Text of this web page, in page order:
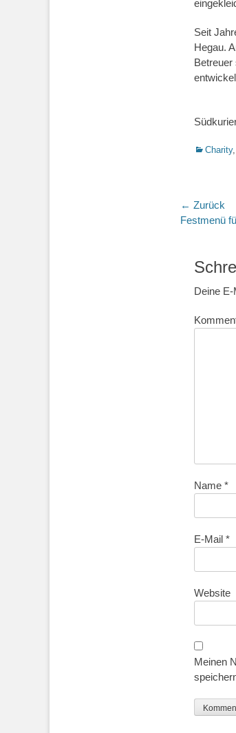
Seit
Hegau.
Kategorien
Charity,
← Zurück
Vorheriger
Festmenü
Deine
Name *
E-Mail *
Website
Meinen